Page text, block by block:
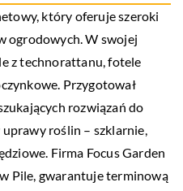
który oferuje szeroki
ogrodowych. W swojej
z technorattanu, fotele
Przygotował
rozwiązań do
roślin – szklarnie,
Firma Focus Garden
w Pile, gwarantuje terminową